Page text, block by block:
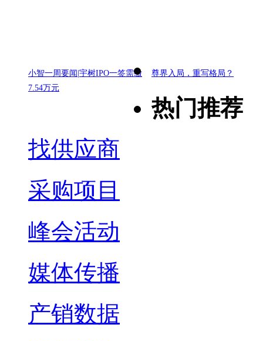
小智一周要闻|宇树IPO一签需缴
7.54万元
尊界入局，重写格局？
热门推荐
找供应商
采购项目
峰会活动
媒体传播
产销数据